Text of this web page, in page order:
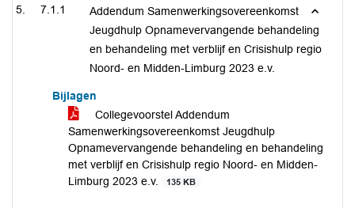
7.1.1
Addendum Samenwerkingsovereenkomst
Jeugdhulp Opnamevervangende behandeling
en behandeling met verblijf en Crisishulp regio
Noord- en Midden-Limburg 2023 e.v.
Bijlagen
Collegevoorstel Addendum
Samenwerkingsovereenkomst Jeugdhulp
Opnamevervangende behandeling en behandeling
met verblijf en Crisishulp regio Noord- en Midden-
Limburg 2023 e.v.
135 KB